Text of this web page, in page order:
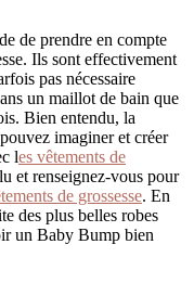
de prendre en compte
Ils sont effectivement
pas nécessaire
un maillot de bain que
Bien entendu, la
imaginer et créer
les vêtements de
et renseignez-vous pour
de grossesse. En
des plus belles robes
un Baby Bump bien